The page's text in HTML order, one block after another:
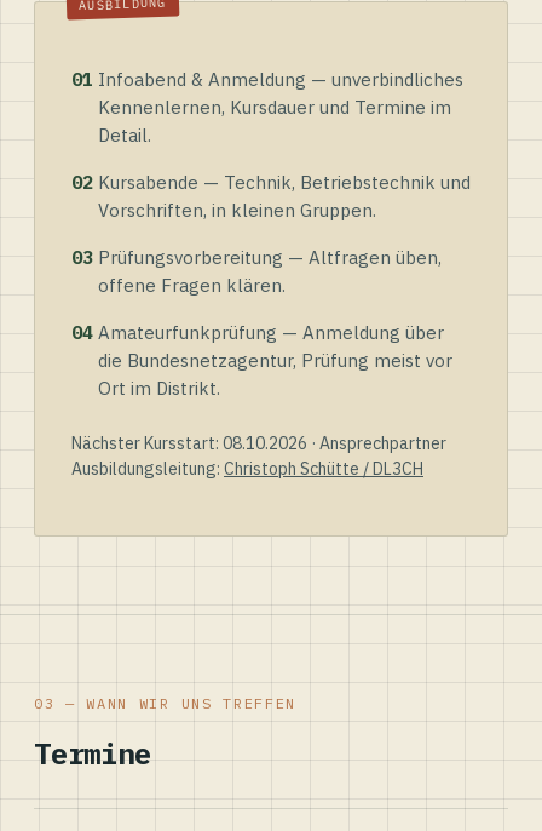
01 Infoabend & Anmeldung — unverbindliches
Kennenlernen, Kursdauer und Termine im
Detail.
02 Kursabende — Technik, Betriebstechnik und
Vorschriften, in kleinen Gruppen.
03 Prüfungsvorbereitung — Altfragen üben,
offene Fragen klären.
04 Amateurfunkprüfung — Anmeldung über
die Bundesnetzagentur, Prüfung meist vor
Ort im Distrikt.
Nächster Kursstart: 08.10.2026 · Ansprechpartner
Ausbildungsleitung: Christoph Schütte / DL3CH
03 — WANN WIR UNS TREFFEN
Termine